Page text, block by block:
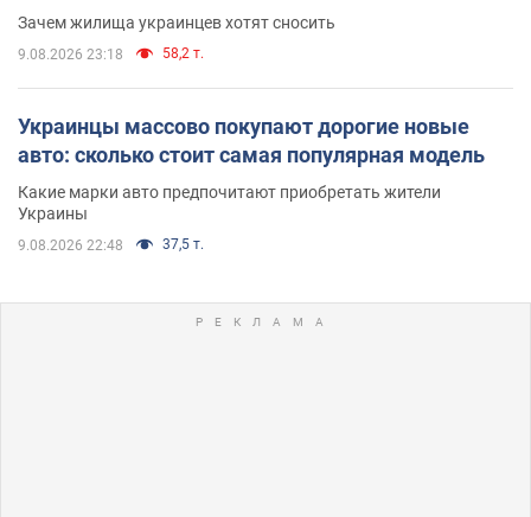
Зачем жилища украинцев хотят сносить
9.08.2026 23:18 58,2 т.
Украинцы массово покупают дорогие новые
авто: сколько стоит самая популярная модель
Какие марки авто предпочитают приобретать жители
Украины
9.08.2026 22:48 37,5 т.